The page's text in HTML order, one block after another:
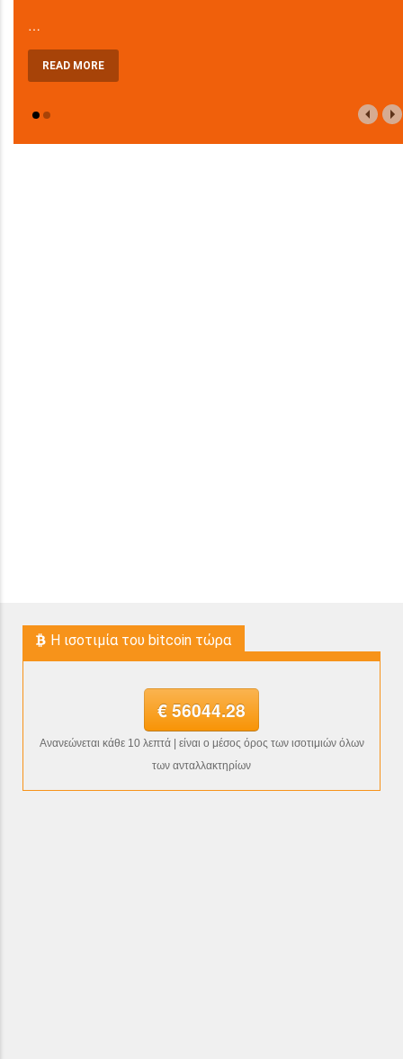
…
READ MORE
H ισοτιμία του bitcoin τώρα
€ 56044.28
Ανανεώνεται κάθε 10 λεπτά | είναι ο μέσος όρος των ισοτιμιών όλων
των ανταλλακτηρίων